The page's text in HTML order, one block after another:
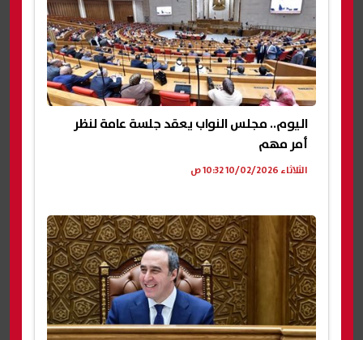
اليوم.. مجلس النواب يعقد جلسة عامة لنظر
أمر مهم
الثلاثاء 10/02/2026 10:32 ص